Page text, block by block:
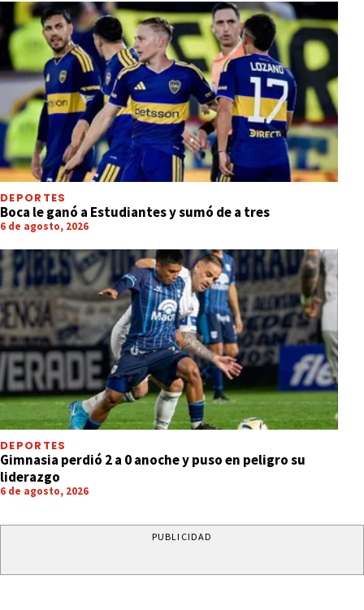
DEPORTES
Boca le ganó a Estudiantes y sumó de a tres
6 de agosto, 2026
DEPORTES
Gimnasia perdió 2 a 0 anoche y puso en peligro su
liderazgo
6 de agosto, 2026
PUBLICIDAD